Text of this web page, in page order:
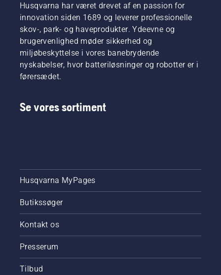
Husqvarna har været drevet af en passion for
innovation siden 1689 og leverer professionelle
skov-, park- og haveprodukter. Ydeevne og
brugervenlighed møder sikkerhed og
miljøbeskyttelse i vores banebrydende
nyskabelser, hvor batteriløsninger og robotter er i
førersædet.
Se vores sortiment
Husqvarna MyPages
Butikssøger
Kontakt os
Presserum
Tilbud